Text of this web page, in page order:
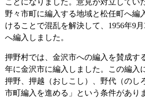
ことになりました。意見が対立してい
野々市町に編入する地域と松任町へ編
けることで混乱を解決して、1956年9
へ編入しました。
押野村では、金沢市への編入を賛成す
年に金沢市に編入しました。この編入
押野、押越（おしこし）、野代（のし
市町編入を進める」という条件があり